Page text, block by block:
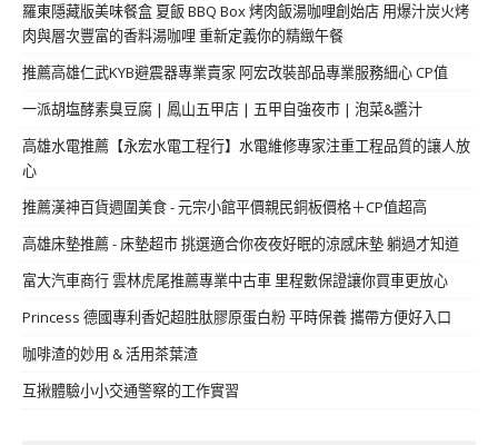
羅東隱藏版美味餐盒 夏飯 BBQ Box 烤肉飯湯咖哩創始店 用爆汁炭火烤
肉與層次豐富的香料湯咖哩 重新定義你的精緻午餐
推薦高雄仁武KYB避震器專業賣家 阿宏改裝部品專業服務細心 CP值
一派胡塩酵素臭豆腐 | 鳳山五甲店 | 五甲自強夜市 | 泡菜&醬汁
高雄水電推薦【永宏水電工程行】水電維修專家注重工程品質的讓人放
心
推薦漢神百貨週圍美食 - 元宗小館平價親民銅板價格＋CP值超高
高雄床墊推薦 - 床墊超市 挑選適合你夜夜好眠的涼感床墊 躺過才知道
富大汽車商行 雲林虎尾推薦專業中古車 里程數保證讓你買車更放心
Princess 德國專利香妃超胜肽膠原蛋白粉 平時保養 攜帶方便好入口
咖啡渣的妙用 & 活用茶葉渣
互揪體驗小小交通警察的工作實習